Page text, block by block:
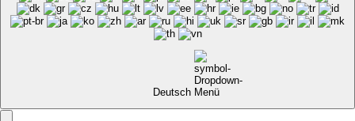
Deutsch